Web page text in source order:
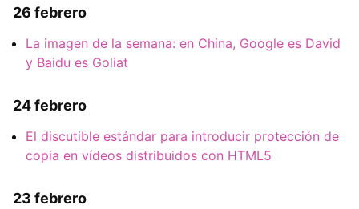
26 febrero
La imagen de la semana: en China, Google es David
y Baidu es Goliat
24 febrero
El discutible estándar para introducir protección de
copia en vídeos distribuidos con HTML5
23 febrero